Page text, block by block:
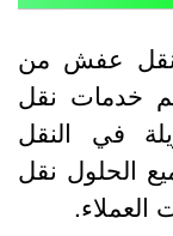
عفش من
خدمات نقل
في النقل
الحلول نقل